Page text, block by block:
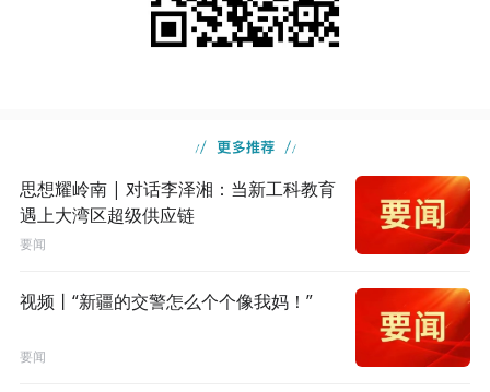
思想耀岭南 | 对话李泽湘：当新工科教育
遇上大湾区超级供应链
要闻
视频丨“新疆的交警怎么个个像我妈！”
要闻